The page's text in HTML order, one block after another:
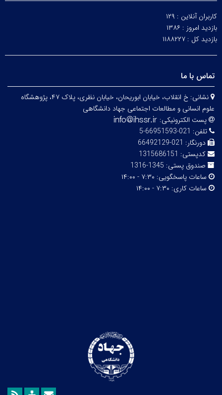
کاربران آنلاین : ۱۲۹
بازدید امروز : ۱۳۸۶
بازدید کل : ۱۱۸۸۲۲۷
تماس با ما
نشانی:
خ انقلاب، خیابان ابوریحان، خیابان نظری، پلاک ۴۷، پژوهشگاه
علوم انسانی و مطالعات اجتماعی جهاد دانشگاهی
پست الکترونیکی:
تلفن: 021-66951593-5
دورنگار: 021-66492129
کدپستی: 1315686151
صندوق پستی: 1345-1316
ساعات پاسخگویی: ۷:۳۰ - ۱۴:۰۰
ساعات کاری: ۷:۳۰ - ۱۴:۰۰